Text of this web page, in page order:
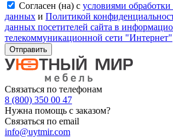
Согласен (на) с условиями
данных и Политикой
данных посетителей сайта в
телекоммуникационной сети "Интернет"
Отправить
Связаться по телефонам
8 (800) 350 00 47
Нужна помощь с заказом?
Связаться по email
info@uytmir.com